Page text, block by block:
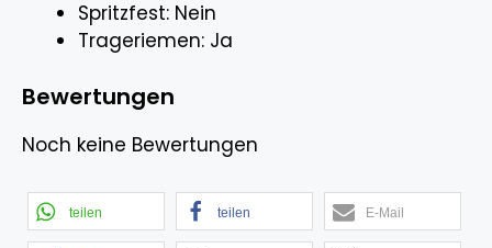
Spritzfest: Nein
Trageriemen: Ja
Bewertungen
Noch keine Bewertungen
teilen teilen E-Mail